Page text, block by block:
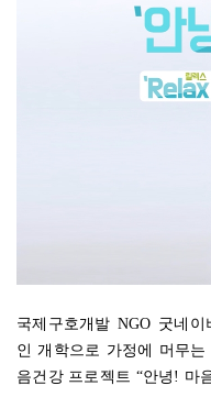
국제구호개발 NGO 굿네
인 개학으로 가정에 머무
음건강 프로젝트 “안녕! 마